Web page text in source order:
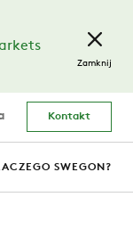
Zamknij
Kontakt
SWEGON?